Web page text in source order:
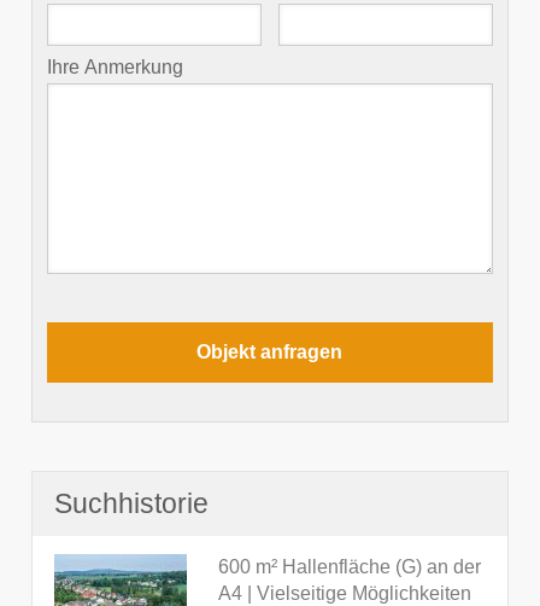
Ihre Anmerkung
Suchhistorie
600 m² Hallenfläche (G) an der
A4 | Vielseitige Möglichkeiten